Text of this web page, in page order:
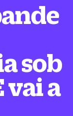
sob
vai a